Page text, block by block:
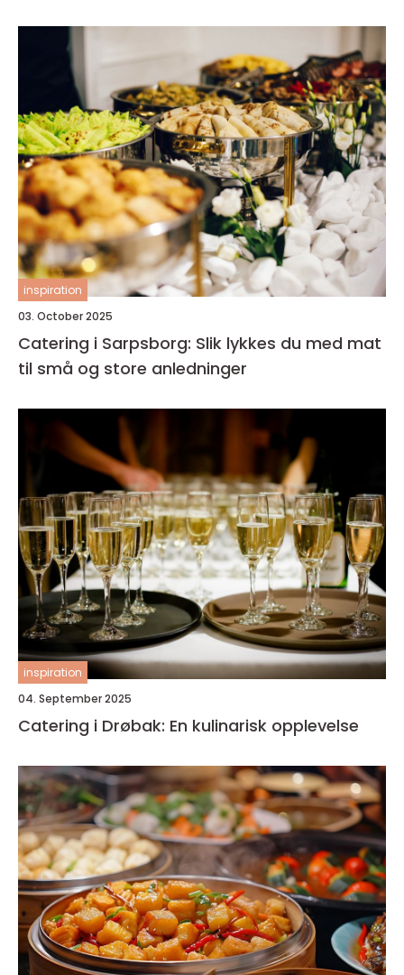
inspiration
03. October 2025
Catering i Sarpsborg: Slik lykkes du med mat
til små og store anledninger
inspiration
04. September 2025
Catering i Drøbak: En kulinarisk opplevelse